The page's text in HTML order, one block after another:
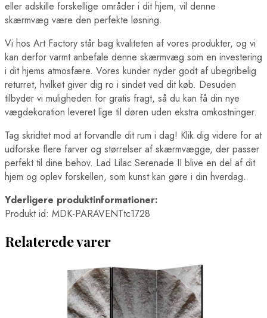
eller adskille forskellige områder i dit hjem, vil denne
skærmvæg være den perfekte løsning.
Vi hos Art Factory står bag kvaliteten af vores produkter, og vi
kan derfor varmt anbefale denne skærmvæg som en investering
i dit hjems atmosfære. Vores kunder nyder godt af ubegribelig
returret, hvilket giver dig ro i sindet ved dit køb. Desuden
tilbyder vi muligheden for gratis fragt, så du kan få din nye
vægdekoration leveret lige til døren uden ekstra omkostninger.
Tag skridtet mod at forvandle dit rum i dag! Klik dig videre for at
udforske flere farver og størrelser af skærmvægge, der passer
perfekt til dine behov. Lad Lilac Serenade II blive en del af dit
hjem og oplev forskellen, som kunst kan gøre i din hverdag.
Yderligere produktinformationer:
Produkt id: MDK-PARAVENTtc1728
Relaterede varer